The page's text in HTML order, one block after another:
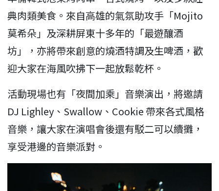
典肉類美食。來自高雄的氣氛助攻手「Mojito
莫希朵」及深耕屏東十多年的「最遊釀酒
坊」，亦將帶來創意的燒酒特調及生啤酒，歡
迎大家在海風吹拂下一起放鬆乾杯。
活動現場也有「夜間加乘」音樂演出，將邀請
DJ Lighley、Swallow、Cookie 帶來各式風格
音樂，讓大家在演唱會後還有駁二可以續攤，
享受港邊的音樂派對。